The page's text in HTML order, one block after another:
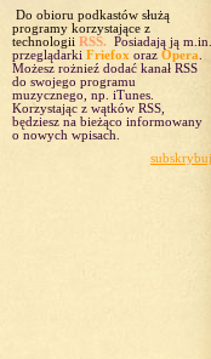
Do obioru podkastów służą
programy korzystające z
technologii RSS.
Posiadają ją m.in.
przeglądarki Friefox oraz Opera
Możesz rożnieź dodać kanał RSS
do swojego programu
muzycznego, np. iTunes.
Korzystając z wątków RSS,
będziesz na bieżąco informowany
o nowych wpisach.
subskrybuj